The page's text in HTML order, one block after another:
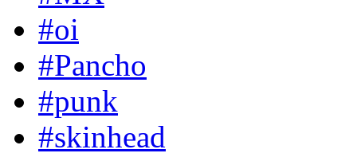
#oi
#Pancho
#punk
#skinhead